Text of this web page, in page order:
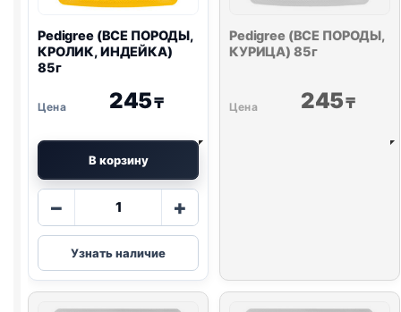
Pedigree (ВСЕ ПОРОДЫ,
КРОЛИК, ИНДЕЙКА)
85г
245₸
В корзину
−
Количество
Pedigree
(ВСЕ
ПОРОДЫ,
+
Узнать наличие
Pedigree (ВСЕ ПОРОДЫ,
КУРИЦА) 85г
245₸